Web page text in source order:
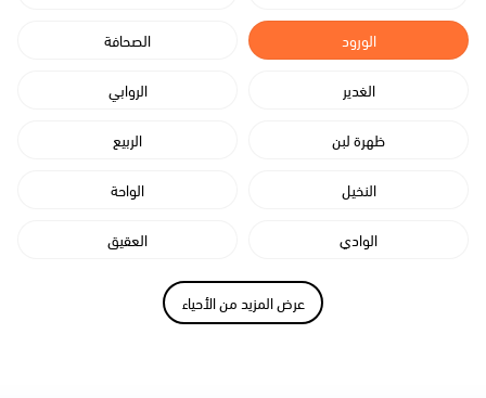
الورود
الصحافة
الغدير
الروابي
ظهرة لبن
الربيع
النخيل
الواحة
الوادي
العقيق
عرض المزيد من الأحياء